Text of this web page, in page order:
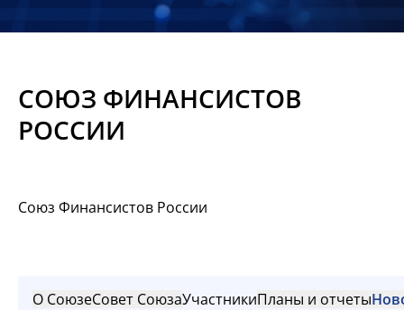
Материалы
СОЮЗ ФИНАНСИСТОВ
РОССИИ
Союз Финансистов России
О СоюзеСовет СоюзаУчастникиПланы и отчеты